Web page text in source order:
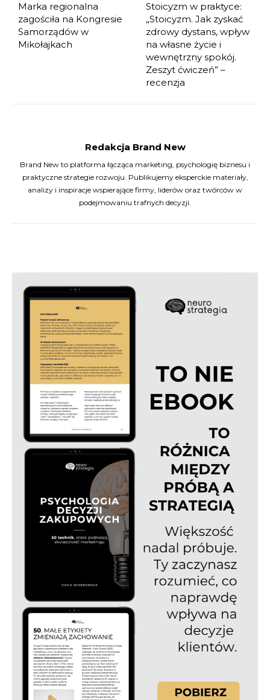
Marka regionalna
zagościła na Kongresie
Samorządów w
Mikołajkach
Stoicyzm w praktyce:
„Stoicyzm. Jak zyskać
zdrowy dystans, wpływ
na własne życie i
wewnętrzny spokój.
Zeszyt ćwiczeń” –
recenzja
Redakcja Brand New
Brand New to platforma łącząca marketing, psychologię biznesu i
praktyczne strategie rozwoju. Publikujemy eksperckie materiały,
analizy i inspiracje wspierające firmy, liderów oraz twórców w
podejmowaniu trafnych decyzji.